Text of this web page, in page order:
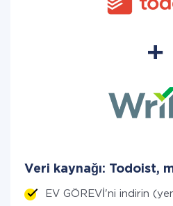
Veri kaynağı: Todoist,
EV GÖREVİ'ni indirin